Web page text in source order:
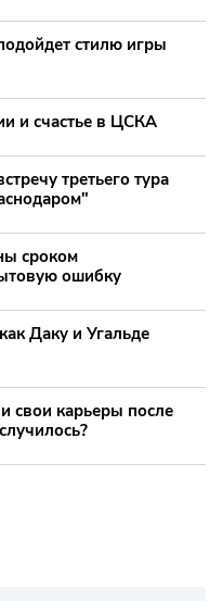
стилю игры
и счастье в ЦСКА
третьего тура
сроком
ошибку
Даку и Угальде
свои карьеры после